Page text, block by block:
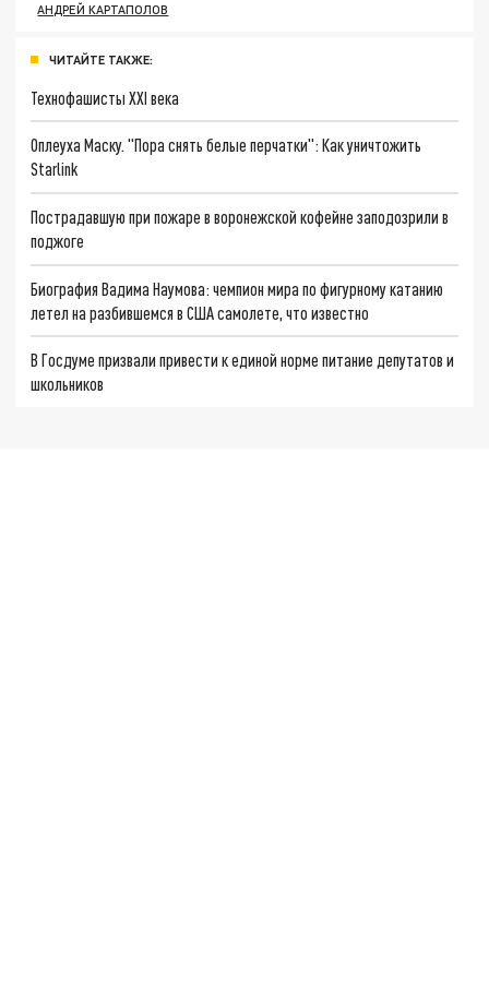
АНДРЕЙ КАРТАПОЛОВ
ЧИТАЙТЕ ТАКЖЕ:
Технофашисты XXI века
Оплеуха Маску. "Пора снять белые перчатки": Как уничтожить
Starlink
Пострадавшую при пожаре в воронежской кофейне заподозрили в
поджоге
Биография Вадима Наумова: чемпион мира по фигурному катанию
летел на разбившемся в США самолете, что известно
В Госдуме призвали привести к единой норме питание депутатов и
школьников